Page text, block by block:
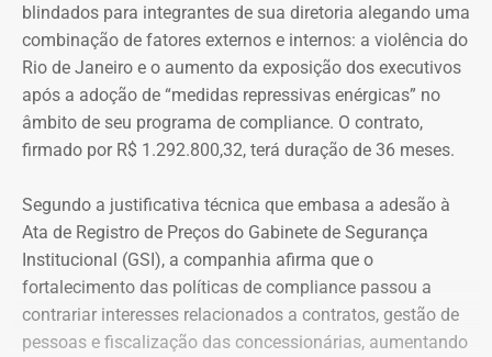
blindados para integrantes de sua diretoria alegando uma
combinação de fatores externos e internos: a violência do
Rio de Janeiro e o aumento da exposição dos executivos
após a adoção de “medidas repressivas enérgicas” no
âmbito de seu programa de compliance. O contrato,
firmado por R$ 1.292.800,32, terá duração de 36 meses.
Segundo a justificativa técnica que embasa a adesão à
Ata de Registro de Preços do Gabinete de Segurança
Institucional (GSI), a companhia afirma que o
fortalecimento das políticas de compliance passou a
contrariar interesses relacionados a contratos, gestão de
pessoas e fiscalização das concessionárias, aumentando